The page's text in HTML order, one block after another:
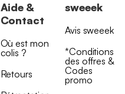
Aide &
Contact
Où est mon
colis ?
Retours
sweeek
Avis sweeek
*Conditions
des offres &
Codes
promo